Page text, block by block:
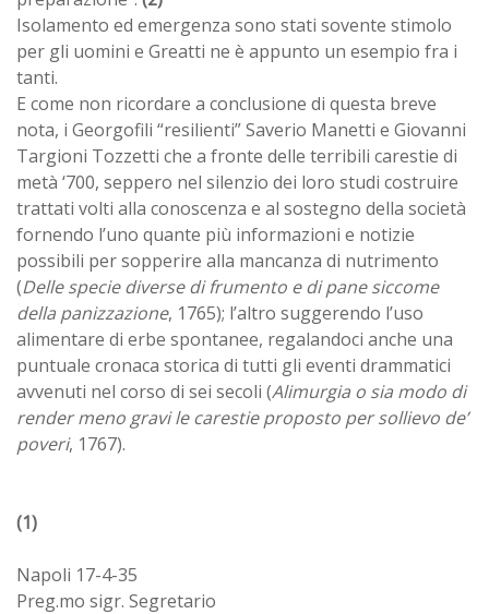
Isolamento ed emergenza sono stati sovente stimolo
per gli uomini e Greatti ne è appunto un esempio fra i
tanti.
E come non ricordare a conclusione di questa breve
nota, i Georgofili “resilienti” Saverio Manetti e Giovanni
Targioni Tozzetti che a fronte delle terribili carestie di
metà ‘700, seppero nel silenzio dei loro studi costruire
trattati volti alla conoscenza e al sostegno della società
fornendo l’uno quante più informazioni e notizie
possibili per sopperire alla mancanza di nutrimento
(Delle specie diverse di frumento e di pane siccome
della panizzazione, 1765); l’altro suggerendo l’uso
alimentare di erbe spontanee, regalandoci anche una
puntuale cronaca storica di tutti gli eventi drammatici
avvenuti nel corso di sei secoli (Alimurgia o sia modo di
render meno gravi le carestie proposto per sollievo de’
poveri, 1767).
(1)
Napoli 17-4-35
Preg.mo sigr. Segretario